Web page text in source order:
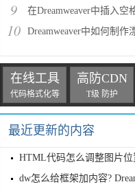
9 在Dreamweaver中插入空
10 Dreamweaver中如何制作漂
在线工具
代码格式化等
高防CDN
T级 防护
最近更新的内容